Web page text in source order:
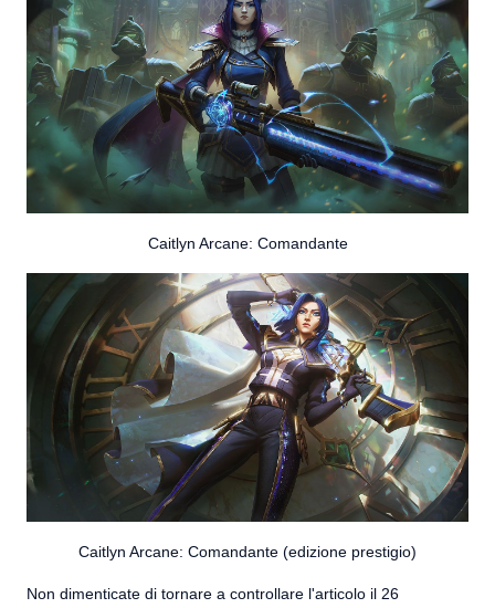
Caitlyn Arcane: Comandante
Caitlyn Arcane: Comandante (edizione prestigio)
Non dimenticate di tornare a controllare l'articolo il 26